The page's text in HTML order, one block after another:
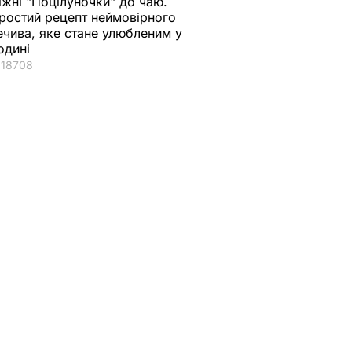
рецепт неймовірного
яке стане улюбленим у
18708